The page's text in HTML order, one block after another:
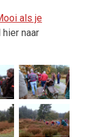
als je
naar